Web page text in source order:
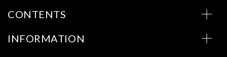
CONTENTS
INFORMATION